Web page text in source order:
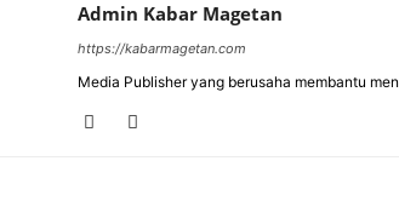
Admin Kabar Magetan
https://kabarmagetan.com
Media Publisher yang berusaha membantu